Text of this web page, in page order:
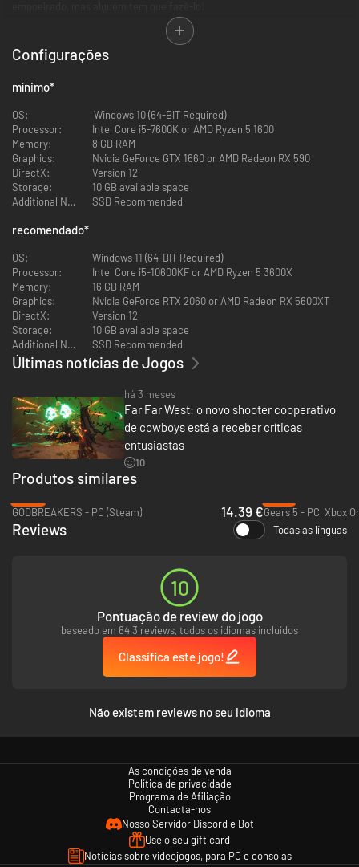
O Velho Oeste, mas ainda mais estranho
empoeirados e desertos intermináveis, você encontrará minas
assombradas, esqueletos reanimados e tempestades mortais a cada
esquina. Cumpra contratos arriscados, explore terras amaldiçoadas e
tenha cuidado com o trem fantasma gigante.
Dispare rápido, lance feitiços ainda mais depressa e sobrevivam juntos.
chefes poderosos. Trabalhe em equipe, adapte-se em tempo real e
aventure-se no desconhecido para enfrentar maiores desafios e obter
Personalize, aprimore e equipe
Faça trocas na cidade para aprimorar suas armas, feitiços e habilidades.
Escolha suas vantagens para se tornar o melhor caçador. Especialize-se
Configurações
mínimo*
OS:
Windows 10 (64-BIT Required)
Processor:
Intel Core i5-7600K or AMD Ryzen 5 1600
Memory:
8 GB RAM
Graphics:
Nvidia GeForce GTX 1660 or AMD Radeon RX 590
DirectX:
Version 12
Storage:
10 GB available space
Additional Notes:
SSD Recommended
recomendado*
OS:
Windows 11 (64-BIT Required)
Processor:
Intel Core i5-10600KF or AMD Ryzen 5 3600X
Memory:
16 GB RAM
Graphics:
Nvidia GeForce RTX 2060 or AMD Radeon RX 5600XT
DirectX:
Version 12
Storage:
10 GB available space
Additional Notes:
SSD Recommended
Últimas notícias de Jogos
há 3 meses
Far Far West: o novo shooter cooperativo
de cowboys está a receber críticas
entusiastas
10
Produtos similares
GODBREAKERS - PC (Steam)
14.39 €
Reviews Todas as línguas
10
Pontuação de review do jogo
baseado em 64 3 reviews, todos os idiomas incluídos
Classifica este jogo!
Não existem reviews no seu idioma
As condições de venda
Política de privacidade
Programa de Afiliação
Contacta-nos
Nosso Servidor Discord e Bot
Use o seu gift card
Notícias sobre videojogos, para PC e consolas